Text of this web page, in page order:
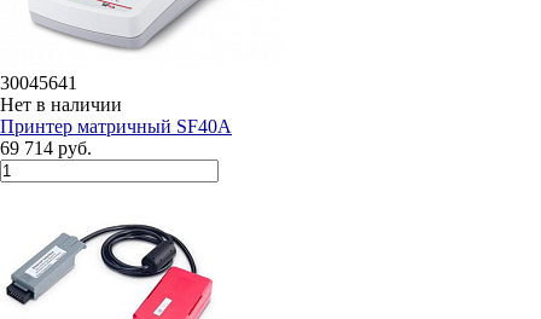
30045641
Нет в наличии
Принтер матричный SF40A
69 714 руб.